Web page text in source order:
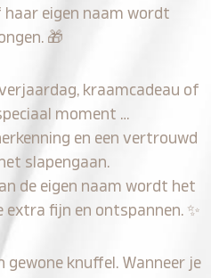
haar eigen naam wordt
🎁
kraamcadeau of
moment …
en een vertrouwd
slapengaan.
de eigen naam wordt het
extra fijn en ontspannen. ✨
gewone knuffel. Wanneer je